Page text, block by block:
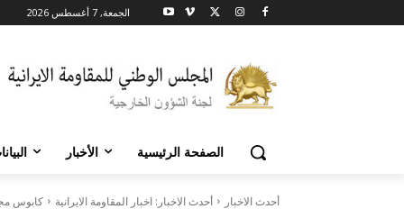
الجمعة, 7 أغسطس 2026
الصفحة الرئيسية الأخبار
أحدث الاخبار أحدث الاخبار: اخبار المقاومة الايرانية كابوس